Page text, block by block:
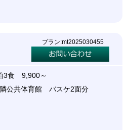
プラン:mt2025030455
3食 9,900～
公共体育館 バスケ2面分